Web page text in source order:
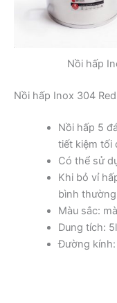
Nồi hấp
Nồi hấp Inox 304
Nồi hấp 5
tiết kiệm tối
Có thể sử
Khi bỏ vỉ
bình
Màu sắc:
Dung tích: 5l
Đường